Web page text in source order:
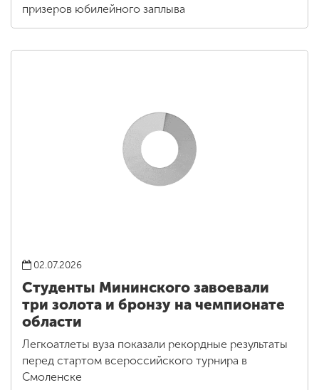
призеров юбилейного заплыва
02.07.2026
Студенты Мининского завоевали
три золота и бронзу на чемпионате
области
Легкоатлеты вуза показали рекордные результаты
перед стартом всероссийского турнира в
Смоленске